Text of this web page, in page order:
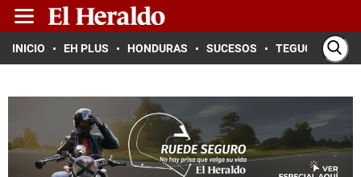
INICIO EH PLUS HONDURAS SUCESOS TEGUCIGALPA